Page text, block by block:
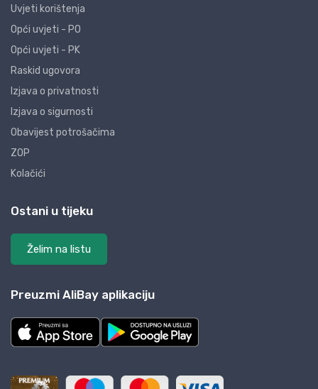
Uvjeti korištenja
Opći uvjeti - PO
Opći uvjeti - PK
Raskid ugovora
Izjava o privatnosti
Izjava o sigurnosti
Obavijest potrošačima
ZOP
Kolačići
Ostani u tijeku
Želim na listu
Preuzmi AliBay aplikaciju